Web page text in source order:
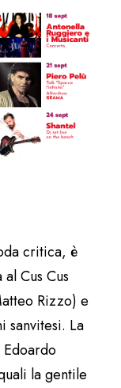
critica, è
Cus Cus
Rizzo) e
sanvitesi. La
la gentile